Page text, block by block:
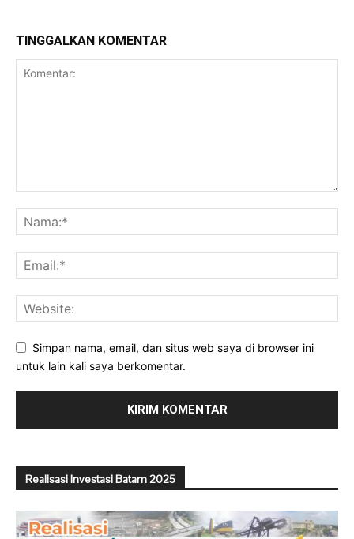
TINGGALKAN KOMENTAR
Simpan nama, email, dan situs web saya di browser ini
untuk lain kali saya berkomentar.
Realisasi Investasi Batam 2025